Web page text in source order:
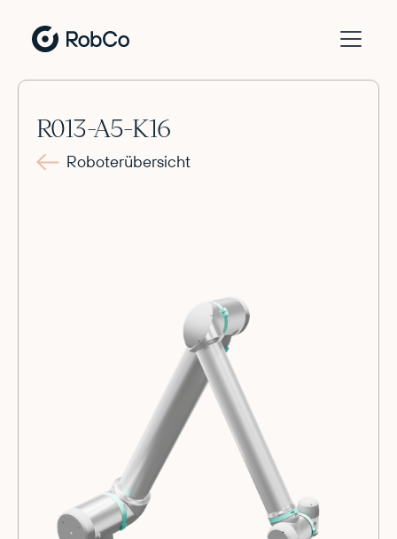
R013-A5-K16
Roboterübersicht